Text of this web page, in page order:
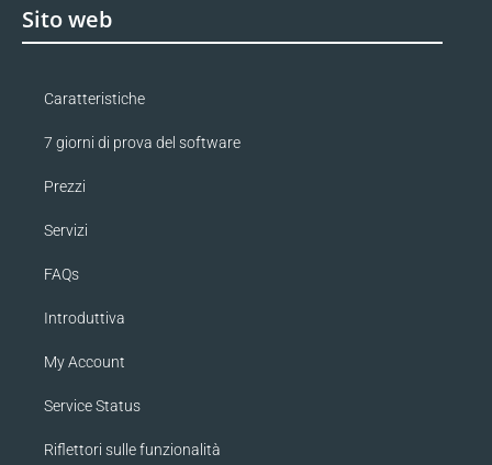
Sito web
Caratteristiche
7 giorni di prova del software
Prezzi
Servizi
FAQs
Introduttiva
My Account
Service Status
Riflettori sulle funzionalità